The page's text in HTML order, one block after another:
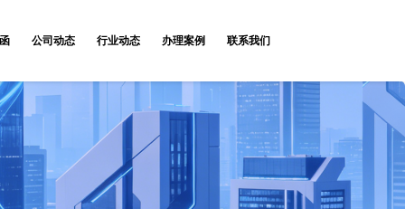
公司动态 行业动态 办理案例 联系我们